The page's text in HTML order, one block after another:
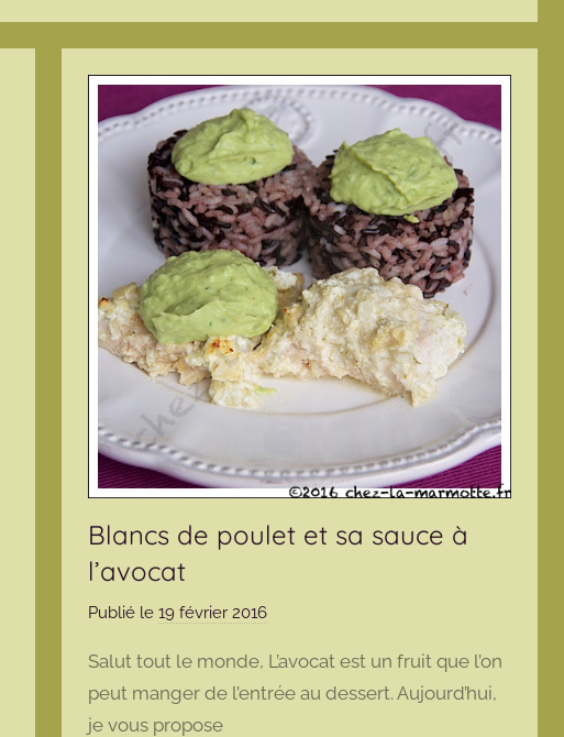
Blancs de poulet et sa sauce à
l’avocat
Publié le 19 février 2016p
r
m
Salut tout le monde, L’avocat est un fruit que l’on
peut manger de l’entrée au dessert. Aujourd’hui,
je vous propose